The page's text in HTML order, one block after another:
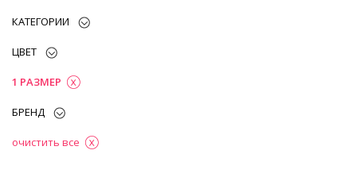
КАТЕГОРИИ
ЦВЕТ
1 РАЗМЕР
БРЕНД
очистить все